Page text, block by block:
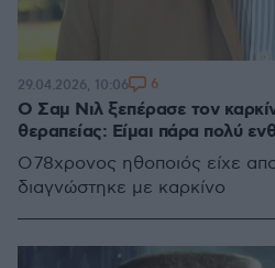
O Σαμ Νιλ ξεπέρασε τον
θεραπείας: Είμαι πάρα πολύ
Ο 78χρονος ηθοποιός είχε
διαγνώστηκε με καρκίνο
29.04.2026, 10:06 6